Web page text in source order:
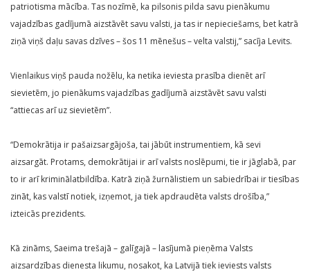
patriotisma mācība. Tas nozīmē, ka pilsonis pilda savu pienākumu
vajadzības gadījumā aizstāvēt savu valsti, ja tas ir nepieciešams, bet katrā
ziņā viņš daļu savas dzīves – šos 11 mēnešus – velta valstij,” sacīja Levits.
Vienlaikus viņš pauda nožēlu, ka netika ieviesta prasība dienēt arī
sievietēm, jo pienākums vajadzības gadījumā aizstāvēt savu valsti
“attiecas arī uz sievietēm”.
“Demokrātija ir pašaizsargājoša, tai jābūt instrumentiem, kā sevi
aizsargāt. Protams, demokrātijai ir arī valsts noslēpumi, tie ir jāglabā, par
to ir arī kriminālatbildība. Katrā ziņā žurnālistiem un sabiedrībai ir tiesības
zināt, kas valstī notiek, izņemot, ja tiek apdraudēta valsts drošība,”
izteicās prezidents.
Kā zināms, Saeima trešajā – galīgajā – lasījumā pieņēma Valsts
aizsardzības dienesta likumu, nosakot, ka Latvijā tiek ieviests valsts